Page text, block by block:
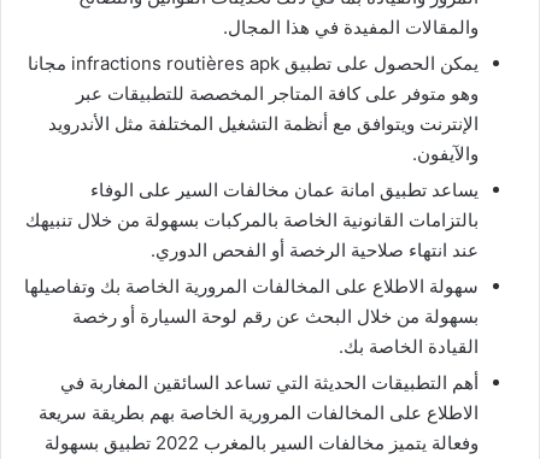
والمقالات المفيدة في هذا المجال.
يمكن الحصول على تطبيق
infractions routières apk مجانا
وهو متوفر على كافة المتاجر المخصصة للتطبيقات عبر
الإنترنت ويتوافق مع أنظمة التشغيل المختلفة مثل الأندرويد
والآيفون.
يساعد تطبيق امانة عمان مخالفات السير على الوفاء
بالتزامات القانونية الخاصة بالمركبات بسهولة من خلال تنبيهك
عند انتهاء صلاحية الرخصة أو الفحص الدوري.
سهولة الاطلاع على المخالفات المرورية الخاصة بك وتفاصيلها
بسهولة من خلال البحث عن رقم لوحة السيارة أو رخصة
القيادة الخاصة بك.
أهم التطبيقات الحديثة التي تساعد السائقين المغاربة في
الاطلاع على المخالفات المرورية الخاصة بهم بطريقة سريعة
وفعالة يتميز مخالفات السير بالمغرب 2022 تطبيق بسهولة